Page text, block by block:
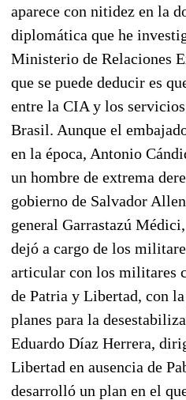
aparece con nitidez en la
diplomática que he
Ministerio de Relaciones
que se puede deducir es
entre la CIA y los
Brasil. Aunque el
en la época, Antonio
un hombre de extrema
gobierno de Salvador
general Garrastazú
dejó a cargo de los
articular con los militares
de Patria y Libertad, con
planes para la
Eduardo Díaz Herrera,
Libertad en ausencia de
desarrolló un plan en el